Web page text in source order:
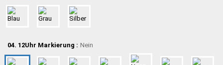
04. 12Uhr Markierung : Nein